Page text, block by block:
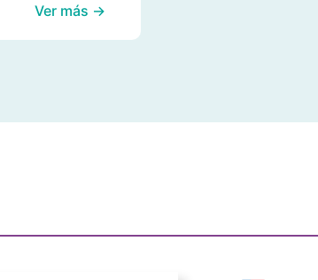
Ver más →